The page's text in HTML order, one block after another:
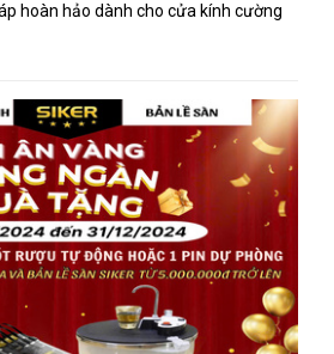
hoàn hảo dành cho cửa kính cường